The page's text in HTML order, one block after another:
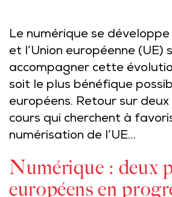
Le numérique se
et l’Union européenne (UE)
accompagner cette
soit le plus bénéfique
européens. Retour sur
cours qui cherchent à
numérisation de l’UE…
Numérique : deux
européens en